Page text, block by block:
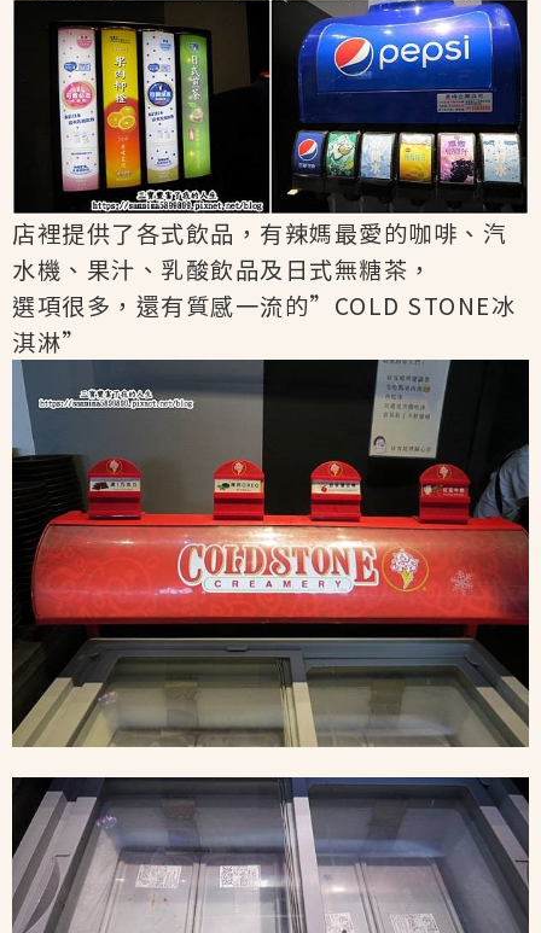
店裡提供了各式飲品，有辣媽最愛的咖啡、汽
水機、果汁、乳酸飲品及日式無糖茶，
選項很多，還有質感一流的”COLD STONE冰
淇淋”